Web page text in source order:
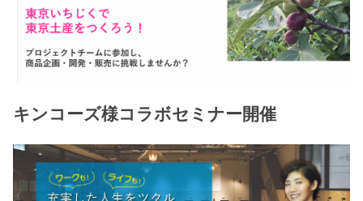
キンコーズ様コラボセミナー開催